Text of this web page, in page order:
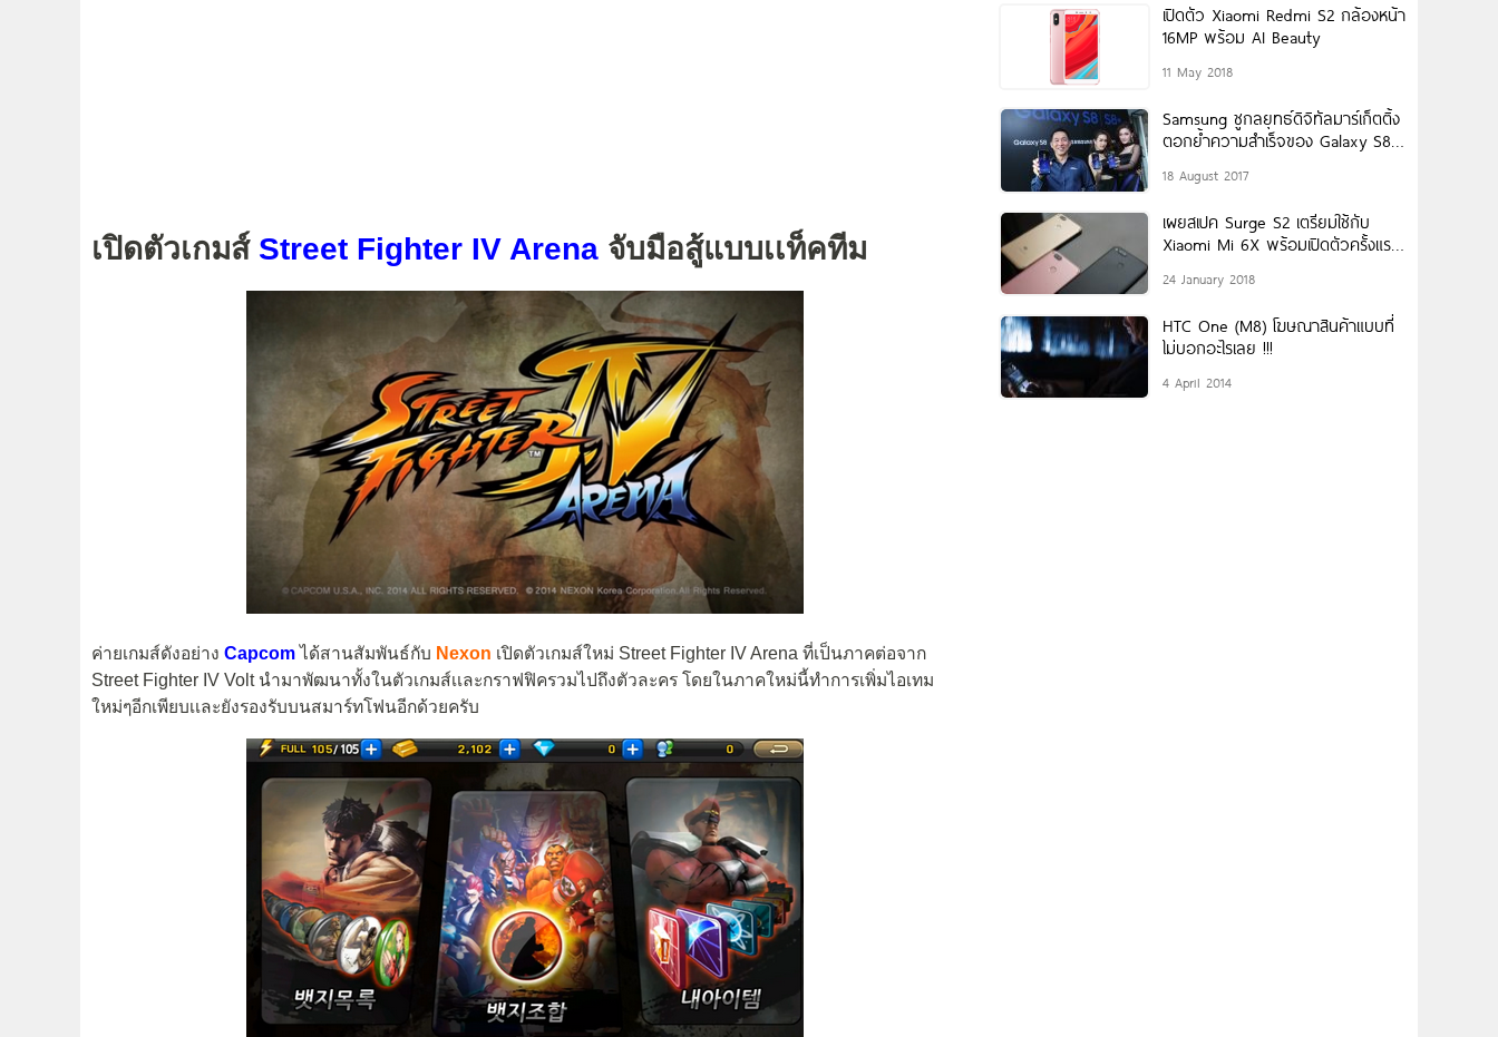
เปิดตัวเกมส์ Street Fighter IV Arena จับมือสู้แบบเเท็คทีม
ค่ายเกมส์ดังอย่าง Capcom ได้สานสัมพันธ์กับ Nexon เปิดตัวเกมส์ใหม่ Street Fighter IV Arena ที่เป็นภาคต่อจาก
Street Fighter IV Volt นำมาพัฒนาทั้งในตัวเกมส์เเละกราฟฟิครวมไปถึงตัวละคร โดยในภาคใหม่นี้ทำการเพิ่มไอเทม
ใหม่ๆอีกเพียบเเละยังรองรับบนสมาร์ทโฟนอีกด้วยครับ
เปิดตัว Xiaomi Redmi S2 กล้องหน้า
16MP พร้อม AI Beauty
11 May 2018
Samsung ชูกลยุทธ์ดิจิทัลมาร์เก็ตติ้ง
ตอกย้ำความสำเร็จของ Galaxy S8
18 August 2017
เผยสเปค Surge S2 เตรียมใช้กับ
Xiaomi Mi 6X พร้อมเปิดตัวครั้งแรก
24 January 2018
HTC One (M8) โฆษณาสินค้าแบบที่
ไม่บอกอะไรเลย !!!
4 April 2014